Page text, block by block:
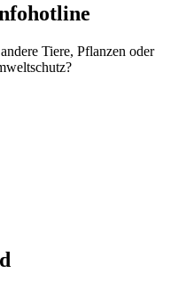
Tiere, Pflanzen oder